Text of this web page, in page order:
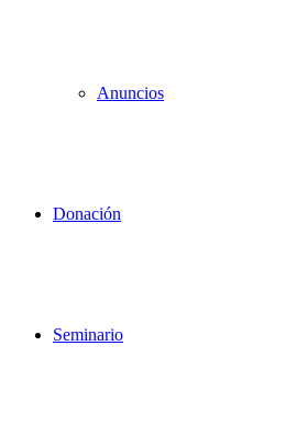
Anuncios
Donación
Seminario